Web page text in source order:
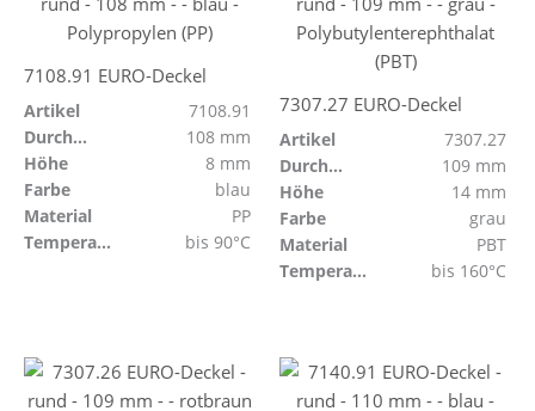
7108.91 EURO-Deckel
Artikel
7108.91
Durchmesser
108 mm
Höhe
8 mm
Farbe
blau
Material
PP
Temperaturbeständig
bis 90°C
7307.27 EURO-Deckel
Artikel
7307.27
Durchmesser
109 mm
Höhe
14 mm
Farbe
grau
Material
PBT
Temperaturbeständig
bis 160°C